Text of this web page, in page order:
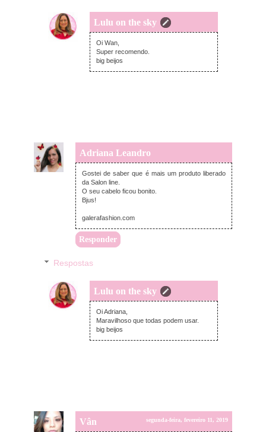
Lulu on the sky
segunda-feira, fevereiro 11, 2019
Oi Wan,
Super recomendo.
big beijos
Adriana Leandro
segunda-feira, fevereiro 11, 2019
Gostei de saber que é mais um produto liberado
da Salon line.
O seu cabelo ficou bonito.
Bjus!
galerafashion.com
Responder
Respostas
Lulu on the sky
segunda-feira, fevereiro 11, 2019
Oi Adriana,
Maravilhoso que todas podem usar.
big beijos
Vân segunda-feira, fevereiro 11, 2019